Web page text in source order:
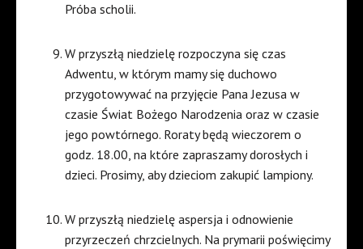
Próba scholii.
W przyszłą niedzielę rozpoczyna się czas
Adwentu, w którym mamy się duchowo
przygotowywać na przyjęcie Pana Jezusa w
czasie Świat Bożego Narodzenia oraz w czasie
jego powtórnego. Roraty będą wieczorem o
godz. 18.00, na które zapraszamy dorosłych i
dzieci. Prosimy, aby dzieciom zakupić lampiony.
W przyszłą niedzielę aspersja i odnowienie
przyrzeczeń chrzcielnych. Na prymarii poświęcimy